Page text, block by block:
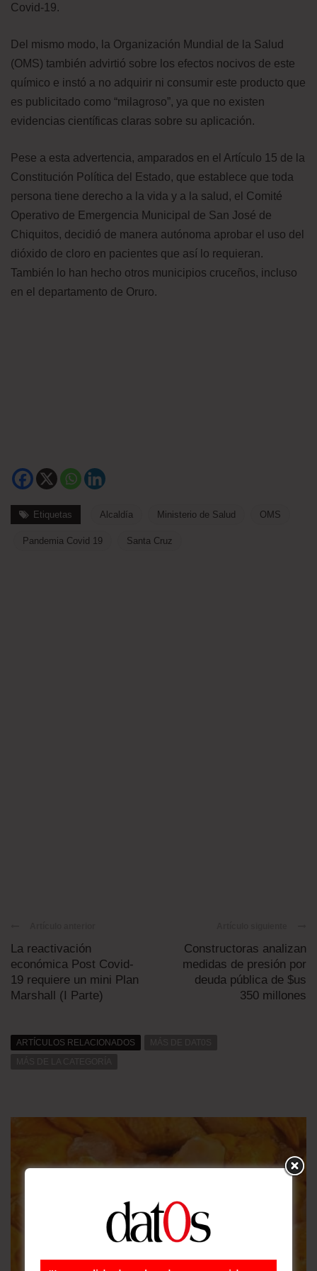
Covid-19.
Del mismo modo, la Organización Mundial de la Salud
(OMS) también advirtió sobre los efectos nocivos de este
químico e instó a no adquirir ni consumir este producto que
es publicitado como “milagroso”, ya que no existen
evidencias científicas claras sobre su aplicación.
​Pese a esta advertencia, amparados en el Artículo 15 de la
Constitución Política del Estado, que establece que toda
persona tiene derecho a la vida y a la salud, el Comité
Operativo de Emergencia Municipal de San José de
Chiquitos, decidió de manera autónoma aprobar el uso del
dióxido de cloro en pacientes que así lo requieran.
También lo han hecho otros municipios cruceños, incluso
en el departamento de Oruro.
Etiquetas Alcaldía Ministerio de Salud OMS
Pandemia Covid 19 Santa Cruz
La reactivación
económica Post Covid-
19 requiere un mini Plan
Marshall (I Parte)
Constructoras analizan
medidas de presión por
deuda pública de $us
350 millones
ARTÍCULOS RELACIONADOS